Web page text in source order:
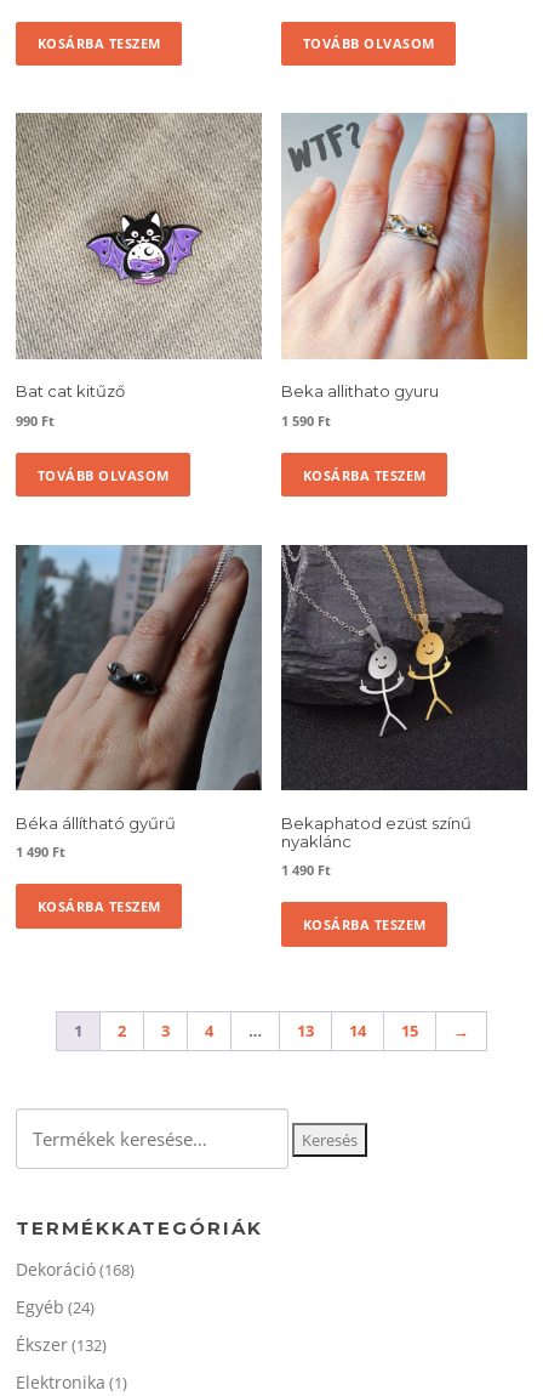
KOSÁRBA TESZEM TOVÁBB OLVASOM
Bat cat kitűző
990 Ft
TOVÁBB OLVASOM
Beka allithato gyuru
1 590 Ft
KOSÁRBA TESZEM
Béka állítható gyűrű
1 490 Ft
KOSÁRBA TESZEM
Bekaphatod ezüst színű
nyaklánc
1 490 Ft
KOSÁRBA TESZEM
1 2 3 4 … 13 14 15 →
következőre:
Keresés
TERMÉKKATEGÓRIÁK
Dekoráció(168)
Egyéb (24)
Ékszer(132)
Elektronika (1)